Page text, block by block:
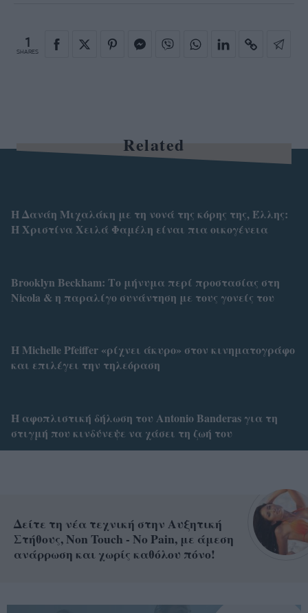
1
SHARES
Related
Η Δανάη Μιχαλάκη με τη νονά της κόρης της, Έλλης:
Η Χριστίνα Χειλά Φαμέλη είναι πια οικογένεια
Brooklyn Βeckham: Το μήνυμα περί προστασίας στη
Nicola & η παραλίγο συνάντηση με τους γονείς του
H Michelle Pfeiffer «ρίχνει άκυρο» στον κινηματογράφο
και επιλέγει την τηλεόραση
Η αφοπλιστική δήλωση του Antonio Banderas για τη
στιγμή που κινδύνεψε να χάσει τη ζωή του
Δείτε τη νέα τεχνική στην Αυξητική
Στήθους, Non Touch - No Pain, με άμεση
ανάρρωση και χωρίς καθόλου πόνο!